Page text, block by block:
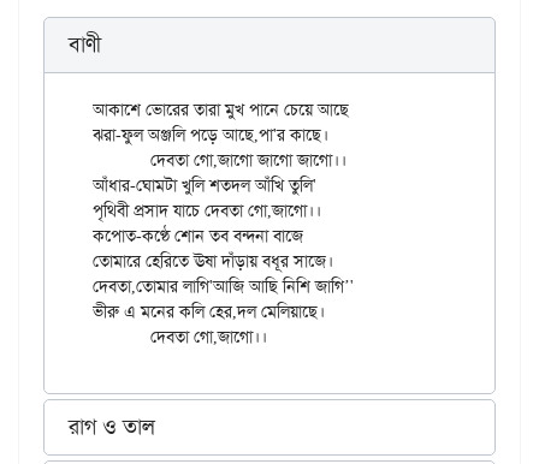
বাণী
আকাশে ভোরের তারা মুখ পানে চেয়ে আছে
ঝরা-ফুল অঞ্জলি পড়ে আছে,পা'র কাছে।
আঁধার-ঘোমটা খুলি শতদল আঁখি তুলি'
পৃথিবী প্রসাদ যাচে দেবতা গো,জাগো।।
কপোত-কণ্ঠে শোন তব বন্দনা বাজে
তোমারে হেরিতে ঊষা দাঁড়ায় বধূর সাজে।
দেবতা,তোমার লাগি'আজি আছি নিশি জাগি’'
ভীরু এ মনের কলি হের,দল মেলিয়াছে।
রাগ ও তাল